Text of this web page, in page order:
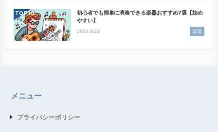
TOP
初心者でも簡単に演奏できる楽器おすすめ7選【始め
やすい】
2024.9.23 楽器
メニュー
プライバシーポリシー